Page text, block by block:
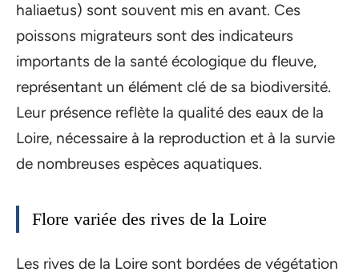
haliaetus) sont souvent mis en avant. Ces
poissons migrateurs sont des indicateurs
importants de la santé écologique du fleuve,
représentant un élément clé de sa biodiversité.
Leur présence reflète la qualité des eaux de la
Loire, nécessaire à la reproduction et à la survie
de nombreuses espèces aquatiques.
Flore variée des rives de la Loire
Les rives de la Loire sont bordées de végétation